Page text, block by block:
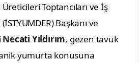
Toptancıları ve İş
Başkanı ve
Necati Yıldırım, gezen tavuk
yumurta konusuna